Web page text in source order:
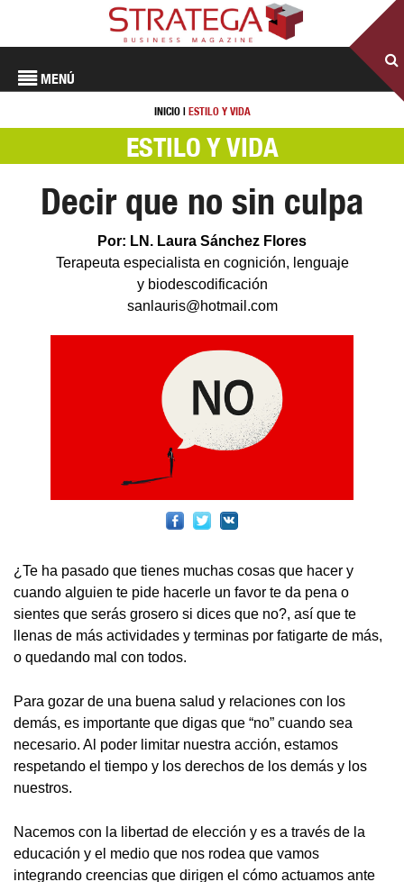
MENÚ
INICIO| ESTILO Y VIDA
ESTILO Y VIDA
Decir que no sin culpa
Por: LN. Laura Sánchez Flores
Terapeuta especialista en cognición, lenguaje
y biodescodificación
sanlauris@hotmail.com
¿Te ha pasado que tienes muchas cosas que hacer y
cuando alguien te pide hacerle un favor te da pena o
sientes que serás grosero si dices que no?, así que te
llenas de más actividades y terminas por fatigarte de más,
o quedando mal con todos.
Para gozar de una buena salud y relaciones con los
demás, es importante que digas que “no” cuando sea
necesario. Al poder limitar nuestra acción, estamos
respetando el tiempo y los derechos de los demás y los
nuestros.
Nacemos con la libertad de elección y es a través de la
educación y el medio que nos rodea que vamos
integrando creencias que dirigen el cómo actuamos ante